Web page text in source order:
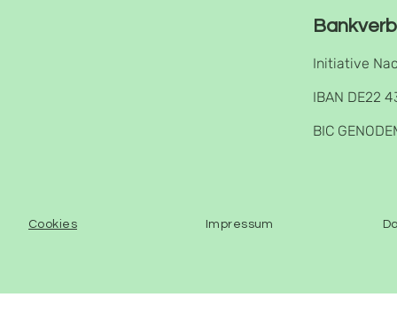
Initiative
IBAN DE22
BIC
Cookies Impressum